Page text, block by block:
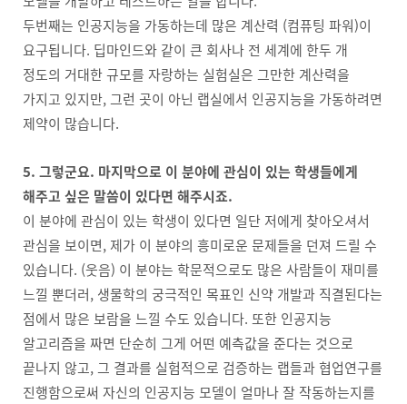
두번째는 인공지능을 가동하는데 많은 계산력 (컴퓨팅 파워)이
요구됩니다. 딥마인드와 같이 큰 회사나 전 세계에 한두 개
정도의 거대한 규모를 자랑하는 실험실은 그만한 계산력을
가지고 있지만, 그런 곳이 아닌 랩실에서 인공지능을 가동하려면
제약이 많습니다.
5. 그렇군요. 마지막으로 이 분야에 관심이 있는 학생들에게
해주고 싶은 말씀이 있다면 해주시죠.
이 분야에 관심이 있는 학생이 있다면 일단 저에게 찾아오셔서
관심을 보이면, 제가 이 분야의 흥미로운 문제들을 던져 드릴 수
있습니다. (웃음) 이 분야는 학문적으로도 많은 사람들이 재미를
느낄 뿐더러, 생물학의 궁극적인 목표인 신약 개발과 직결된다는
점에서 많은 보람을 느낄 수도 있습니다. 또한 인공지능
알고리즘을 짜면 단순히 그게 어떤 예측값을 준다는 것으로
끝나지 않고, 그 결과를 실험적으로 검증하는 랩들과 협업연구를
진행함으로써 자신의 인공지능 모델이 얼마나 잘 작동하는지를